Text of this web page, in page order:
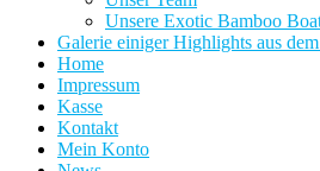
Unsere Exotic Bamboo
Galerie einiger Highlights aus
Home
Impressum
Kasse
Kontakt
Mein Konto